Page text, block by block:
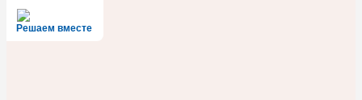
Решаем вместе